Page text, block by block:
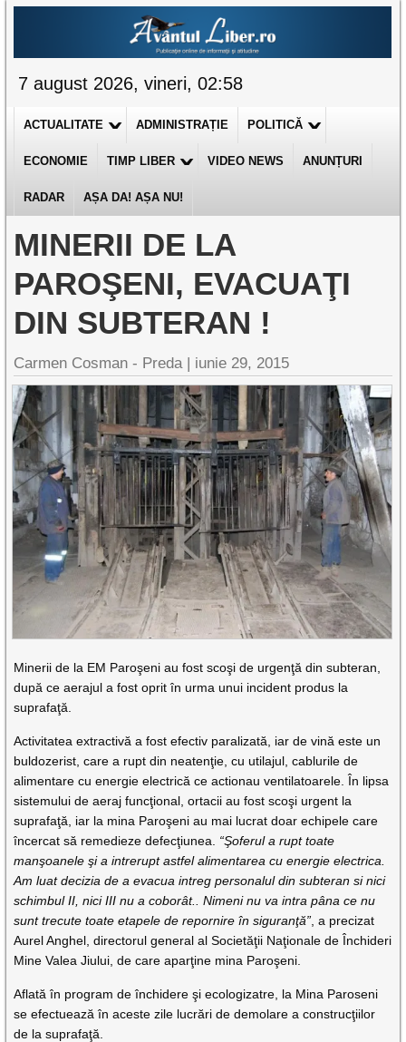
7 august 2026, vineri, 02:58
ACTUALITATE ADMINISTRAȚIE POLITICĂ
ECONOMIE TIMP LIBER VIDEO NEWS ANUNȚURI
RADAR AȘA DA! AȘA NU!
MINERII DE LA
PAROŞENI, EVACUAŢI
DIN SUBTERAN !
Carmen Cosman - Preda | iunie 29, 2015
Minerii de la EM Paroşeni au fost scoşi de urgenţă din subteran,
după ce aerajul a fost oprit în urma unui incident produs la
suprafaţă.
Activitatea extractivă a fost efectiv paralizată, iar de vină este un
buldozerist, care a rupt din neatenţie, cu utilajul, cablurile de
alimentare cu energie electrică ce actionau ventilatoarele. În lipsa
sistemului de aeraj funcţional, ortacii au fost scoşi urgent la
suprafaţă, iar la mina Paroşeni au mai lucrat doar echipele care
încercat să remedieze defecţiunea. “Şoferul a rupt toate
manşoanele şi a intrerupt astfel alimentarea cu energie electrica.
Am luat decizia de a evacua intreg personalul din subteran si nici
schimbul II, nici III nu a coborât.. Nimeni nu va intra pâna ce nu
sunt trecute toate etapele de repornire în siguranţă” , a precizat
Aurel Anghel, directorul general al Societăţii Naţionale de Închideri
Mine Valea Jiului, de care aparţine mina Paroşeni.
Aflată în program de închidere şi ecologizatre, la Mina Paroseni
se efectuează în aceste zile lucrări de demolare a construcţiilor
de la suprafaţă.